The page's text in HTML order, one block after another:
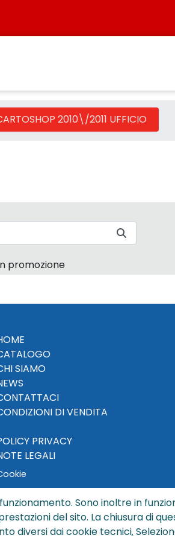
- Sistersbo
2010\/2011 UFFICIO
promozione
SIAMO
DI VENDITA
PRIVACY
LEGALI
by Sisters S.r.l. - All rights reserved
REA 429992 - PEC
Sono inoltre in
del sito. La chiusura di
diversi dai cookie tecnici.